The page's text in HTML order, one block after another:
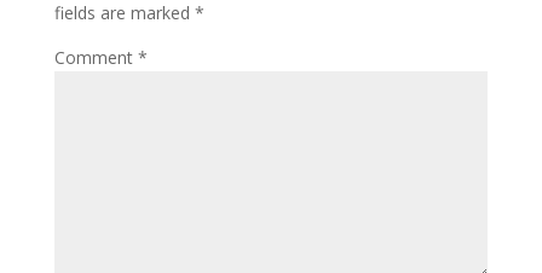
fields are marked *
Comment *